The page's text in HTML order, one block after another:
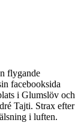
flygande
facebooksida
i Glumslöv och
Tajti. Strax efter
i luften.